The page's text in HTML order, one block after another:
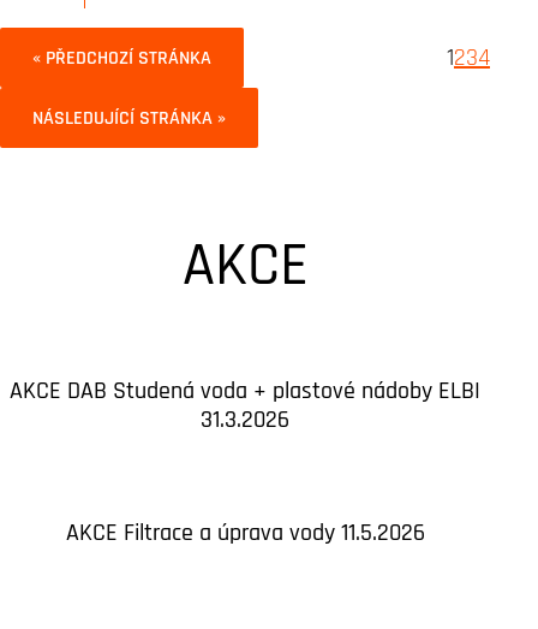
« PŘEDCHOZÍ STRÁNKA 1234
NÁSLEDUJÍCÍ STRÁNKA »
AKCE
AKCE DAB Studená voda + plastové nádoby ELBI
31.3.2026
AKCE Filtrace a úprava vody 11.5.2026